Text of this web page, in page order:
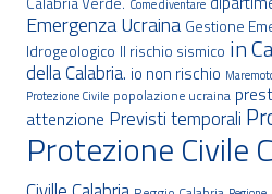
Come diventare
Emergenza Ucraina Gestione
Idrogeologico Il rischio sismico in
della Calabria. io non rischio
Protezione Civile popolazione ucraina
attenzione Previsti temporali
Protezione Civile